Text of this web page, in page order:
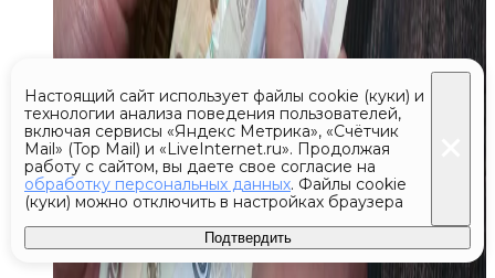
Настоящий сайт использует файлы cookie (куки) и
технологии анализа поведения пользователей,
включая сервисы «Яндекс Метрика», «Счётчик
Mail» (Top Mail) и «LiveInternet.ru». Продолжая
работу с сайтом, вы даете свое согласие на
обработку персональных данных. Файлы cookie
(куки) можно отключить в настройках браузера
Подтвердить